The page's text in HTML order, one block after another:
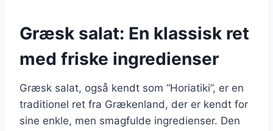
Græsk salat: En klassisk ret
med friske ingredienser
Græsk salat, også kendt som “Horiatiki”, er en
traditionel ret fra Grækenland, der er kendt for
sine enkle, men smagfulde ingredienser. Den